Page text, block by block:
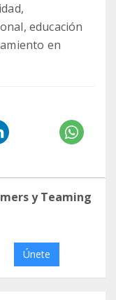
educación
en
y Teaming
Únete